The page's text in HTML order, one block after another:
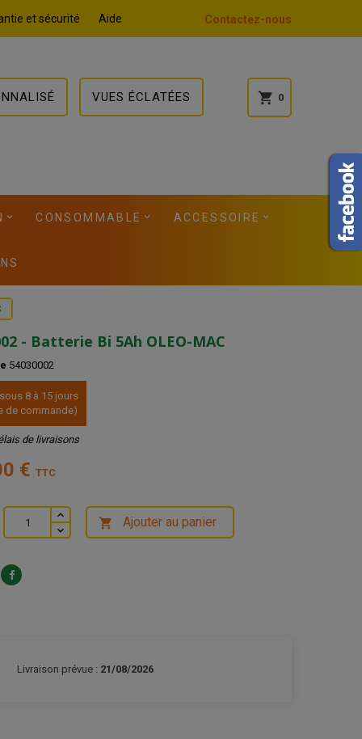
et sécurité Aide Contactez-nous
VUES ÉCLATÉES shopping_cart 0
CONSOMMABLE ACCESSOIRE
- Batterie Bi 5Ah OLEO-MAC
54030002
8 à 15 jours
de commande)
de livraisons
€ TTC
 Ajouter au panier
Livraison prévue : 21/08/2026